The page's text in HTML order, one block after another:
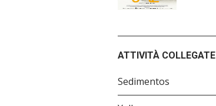
ATTIVITÀ COLLEGATE
Sedimentos